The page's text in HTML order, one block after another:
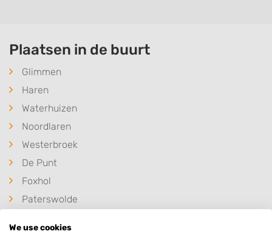
Plaatsen in de buurt
Glimmen
Haren
Waterhuizen
Noordlaren
Westerbroek
De Punt
Foxhol
Paterswolde
We use cookies